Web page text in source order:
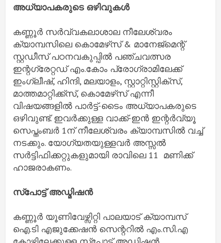
അധ്യാപകരുടെ ഒഴിവുകൾ
കണ്ണൂർ സർവ്വകലാശാല നീലേശ്വരം
ക്യാമ്പസിലെ കൊമേഴ്‌സ് & മാനേജ്‌മെന്റ്
സ്റ്റഡീസ് പഠനവകുപ്പിൽ പഞ്ചവത്സര
ഇന്റഗ്രേറ്റഡ് എം.കോം പ്രോഗ്രാമിലേക്ക്
ഇംഗ്ലീഷ്, ഹിന്ദി, മലയാളം, സ്റ്റാറ്റിസ്റ്റിക്സ്,
മാത്തമാറ്റിക്ക്സ്, കൊമേഴ്‌സ് എന്നീ
വിഷയങ്ങളിൽ പാർട്ട്-ടൈം അധ്യാപകരുടെ
ഒഴിവുണ്ട്. ഇവർക്കുള്ള വാക്ക്-ഇൻ ഇന്റർവ്യൂ
സെപ്തംബർ 1ന് നീലേശ്വരം ക്യാമ്പസിൽ വച്ച്
നടക്കും. യോഗ്യതയുള്ളവർ അസ്സൽ
സർട്ടിഫിക്കറ്റുകളുമായി രാവിലെ 11 മണിക്ക്
ഹാജരാകണം.
സ്പോട്ട് അഡ്മിഷൻ
കണ്ണൂർ യൂണിവേഴ്സിറ്റി പാലയാട് ക്യാമ്പസ്
ഐ.ടി എജുക്കേഷൻ സെന്ററിൽ എം.സി.എ